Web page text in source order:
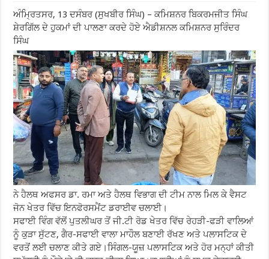
ਅੰਮ੍ਰਿਤਸਰ, 13 ਦਸੰਬਰ (ਸੁਖਬੀਰ ਸਿੰਘ) – ਕਮਿਸ਼ਨਰ ਬਿਕਰਮਜੀਤ ਸਿੰਘ
ਸ਼ੇਰਗਿੱਲ ਦੇ ਹੁਕਮਾਂ ਦੀ ਪਾਲਣਾ ਕਰਦੇ ਹੋਏ ਐਡੀਸ਼ਨਲ ਕਮਿਸ਼ਨਰ ਸੁਰਿੰਦਰ
ਸਿੰਘ
ਨੇ ਹੈਲਥ ਅਫਸਰ ਡਾ. ਰਮਾ ਅਤੇ ਹੈਲਥ ਵਿਭਾਗ ਦੀ ਟੀਮ ਨਾਲ ਮਿਲ ਕੇ ਵੈਸਟ
ਜੋਨ ਖੇਤਰ ਵਿੱਚ ਇਨਫੋਰਸਮੈਂਟ ਡਰਾਈਵ ਚਲਾਈ।
ਸਫਾਈ ਵਿੰਗ ਵੱਲੋਂ ਪੁਤਲੀਘਰ ਤੋਂ ਜੀ.ਟੀ ਰੋਡ ਖੇਤਰ ਵਿੱਚ ਰੇਹੜੀ-ਫੜੀ ਵਾਲਿਆਂ
ਨੂੰ ਕੁੜਾ ਸੁੱਟਣ, ਗੈਰ-ਸਫਾਈ ਵਾਲਾ ਮਾਹੌਲ ਬਣਾਈ ਰੱਖਣ ਅਤੇ ਪਲਾਸਟਿਕ ਦੇ
ਵਰਤੋਂ ਲਈ ਚਲਾਣ ਕੀਤੇ ਗਏ।ਸਿੰਗਲ-ਯੂਜ਼ ਪਲਾਸਟਿਕ ਅਤੇ ਹੋਰ ਮਨ੍ਹਾਂ ਕੀਤੀ